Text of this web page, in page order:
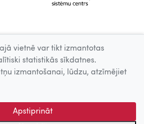
vietnē var tikt izmantotas
statistikās sīkdatnes.
izmantošanai, lūdzu, atzīmējiet
Apstiprināt